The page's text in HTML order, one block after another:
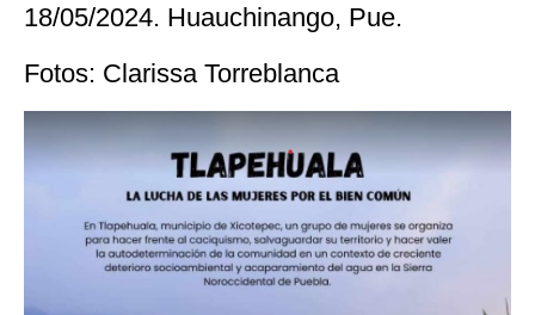
18/05/2024. Huauchinango, Pue.
Fotos: Clarissa Torreblanca